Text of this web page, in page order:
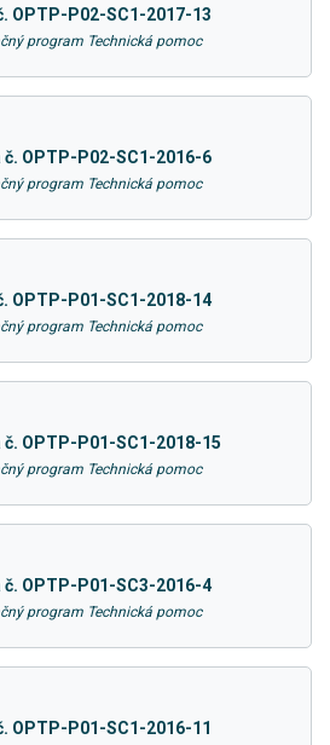
OPTP-P02-SC1-2017-13
program Technická pomoc
č. OPTP-P02-SC1-2016-6
program Technická pomoc
OPTP-P01-SC1-2018-14
program Technická pomoc
č. OPTP-P01-SC1-2018-15
program Technická pomoc
č. OPTP-P01-SC3-2016-4
program Technická pomoc
OPTP-P01-SC1-2016-11